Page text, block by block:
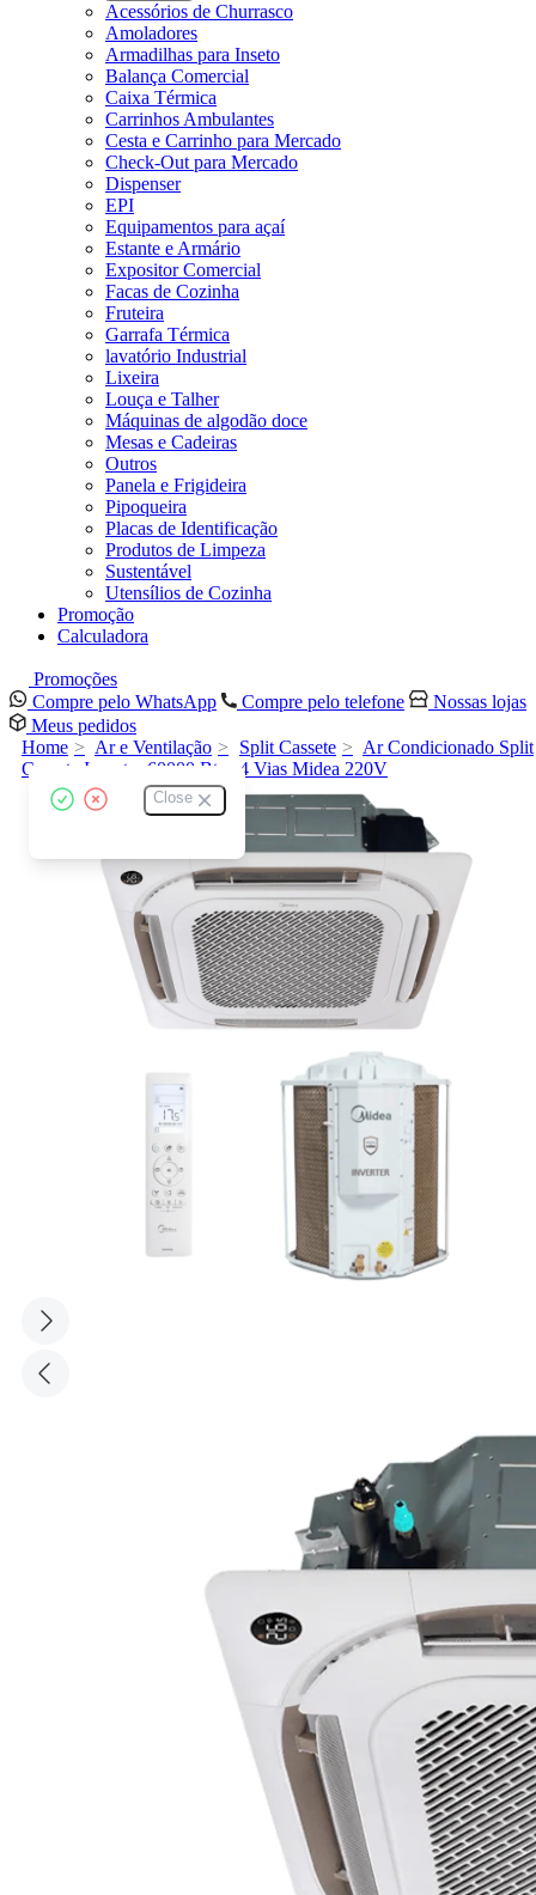
Acessórios de Churrasco
Amoladores
Armadilhas para Inseto
Balança Comercial
Caixa Térmica
Carrinhos Ambulantes
Cesta e Carrinho para Mercado
Check-Out para Mercado
Dispenser
EPI
Equipamentos para açaí
Estante e Armário
Expositor Comercial
Facas de Cozinha
Fruteira
Garrafa Térmica
lavatório Industrial
Lixeira
Louça e Talher
Máquinas de algodão doce
Mesas e Cadeiras
Outros
Panela e Frigideira
Pipoqueira
Placas de Identificação
Produtos de Limpeza
Sustentável
Utensílios de Cozinha
Promoção
Calculadora
Promoções
Compre pelo WhatsApp
Compre pelo telefone
Nossas lojas
Meus pedidos
Close
Home Ar e Ventilação Split Cassete
Ar Condicionado Split
Cassete Inverter 60000 Btus 4 Vias Midea 220V